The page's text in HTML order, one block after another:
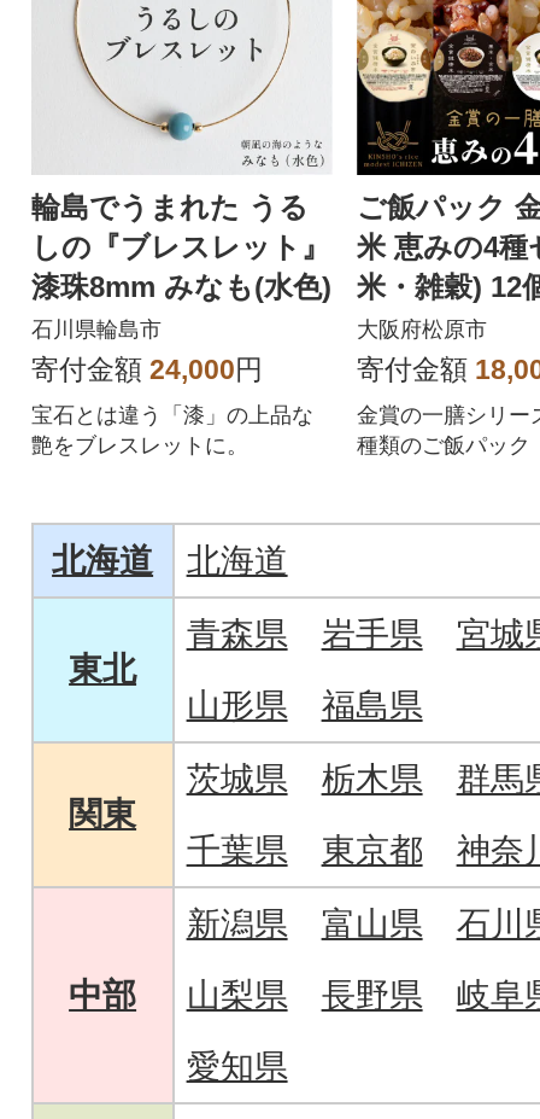
輪島でうまれた うる
しの『ブレスレット』
漆珠8mm みなも(水色)
石川県輪島市
寄付金額 24,000円
宝石とは違う「漆」の上品な
艶をブレスレットに。
ご飯パック
米 恵みの4種
米・雑穀) 12
大阪府松原市
寄付金額
金賞の一膳シリー
種類のご飯パック
北海道 北海道
東北
青森県 岩手県
宮城
山形県
福島県
関東
茨城県 栃木県
群馬
千葉県
東京都 神奈
中部
新潟県 富山県
石川
山梨県
長野県
岐阜
愛知県